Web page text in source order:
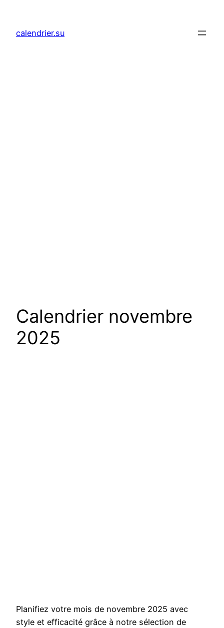
contenu
calendrier.su
Calendrier novembre
2025
Planifiez votre mois de novembre 2025 avec
style et efficacité grâce à notre sélection de